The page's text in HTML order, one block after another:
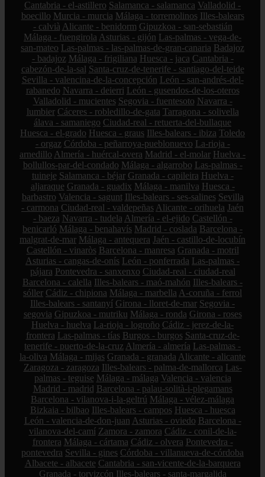
Cantabria - el-astillero Salamanca - salamanca Valladolid -
boecillo Murcia - murcia Málaga - torremolinos Illes-balears
- calvià Alicante - benidorm Gipuzkoa - san-sebastián
Málaga - fuengirola Asturias - gijón Las-palmas - vega-de-
san-mateo Las-palmas - las-palmas-de-gran-canaria Badajoz
- badajoz Málaga - frigiliana Huesca - jaca Cantabria -
cabezón-de-la-sal Santa-cruz-de-tenerife - santiago-del-teide
Sevilla - valencina-de-la-concepción León - san-andrés-del-
rabanedo Navarra - deierri León - gusendos-de-los-oteros
Valladolid - mucientes Segovia - fuentesoto Navarra -
lumbier Cáceres - robledillo-de-gata Tarragona - solivella
álava - samaniego Ciudad-real - retuerta-del-bullaque
Huesca - el-grado Huesca - graus Illes-balears - ibiza Toledo
- orgaz Córdoba - peñarroya-pueblonuevo La-rioja -
arnedillo Almería - huércal-overa Madrid - el-molar Huelva -
bollullos-par-del-condado Málaga - algarrobo Las-palmas -
tuineje Salamanca - béjar Granada - capileira Huelva -
aljaraque Granada - guadix Málaga - manilva Huesca -
barbastro Valencia - sagunt Illes-balears - ses-salines Sevilla
- carmona Ciudad-real - valdepeñas Alicante - orihuela Jaén
- baeza Navarra - tudela Almería - el-ejido Castellón -
benicarló Málaga - benahavís Madrid - coslada Barcelona -
malgrat-de-mar Málaga - antequera Jaén - castillo-de-locubín
Castellón - vinaròs Barcelona - manresa Granada - motril
Asturias - cangas-de-onís León - ponferrada Las-palmas -
pájara Pontevedra - sanxenxo Ciudad-real - ciudad-real
Barcelona - calella Illes-balears - maó-mahón Illes-balears -
sóller Cádiz - chipiona Málaga - marbella A-coruña - ferrol
Illes-balears - santanyí Girona - lloret-de-mar Segovia -
segovia Gipuzkoa - mutriku Málaga - ronda Girona - roses
Huelva - huelva La-rioja - logroño Cádiz - jerez-de-la-
frontera Las-palmas - tías Burgos - burgos Santa-cruz-de-
tenerife - puerto-de-la-cruz Almería - almería Las-palmas -
la-oliva Málaga - mijas Granada - granada Alicante - alicante
Zaragoza - zaragoza Illes-balears - palma-de-mallorca Las-
palmas - teguise Málaga - málaga Valencia - valencia
Madrid - madrid Barcelona - palau-solità-i-plegamans
Barcelona - vilanova-i-la-geltrú Málaga - vélez-málaga
Bizkaia - bilbao Illes-balears - campos Huesca - huesca
León - valencia-de-don-juan Asturias - oviedo Barcelona -
vilanova-del-camí Zamora - zamora Cádiz - conil-de-la-
frontera Málaga - cártama Cádiz - olvera Pontevedra -
pontevedra Sevilla - gines Córdoba - villanueva-de-córdoba
Albacete - albacete Cantabria - san-vicente-de-la-barquera
Granada - torvizcón Illes-balears - santa-margalida